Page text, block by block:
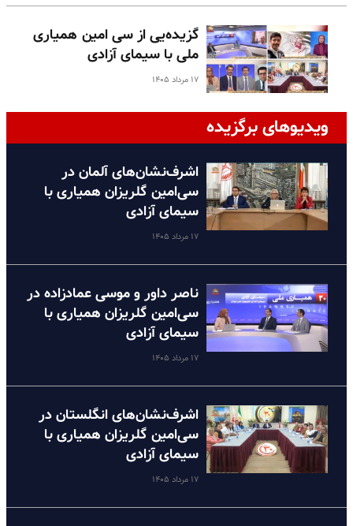
گزیده‌یی از سی امین همیاری
ملی با سیمای آزادی
۱۷ مرداد ۱۴۰۵
ویدیوهای برگزیده
اشرف‌نشان‌های آلمان در
سی‌امین گلریزان همیاری با
سیمای آزادی
۱۷ مرداد ۱۴۰۵
ناصر داور و موسی عمادزاده در
سی‌امین گلریزان همیاری با
سیمای آزادی
۱۷ مرداد ۱۴۰۵
اشرف‌نشان‌های انگلستان در
سی‌امین گلریزان همیاری با
سیمای آزادی
۱۷ مرداد ۱۴۰۵